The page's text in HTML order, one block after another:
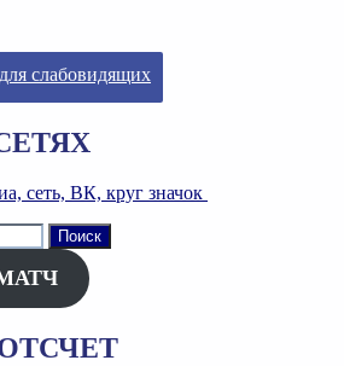
слабовидящих